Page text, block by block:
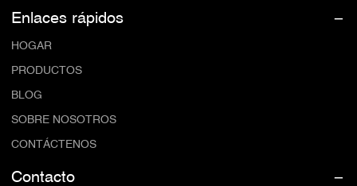
Enlaces rápidos
HOGAR
PRODUCTOS
BLOG
SOBRE NOSOTROS
CONTÁCTENOS
Contacto